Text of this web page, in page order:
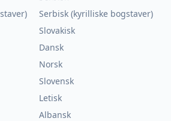
Serbisk (kyrilliske bogstaver)
Slovakisk
Dansk
Norsk
Slovensk
Letisk
Albansk